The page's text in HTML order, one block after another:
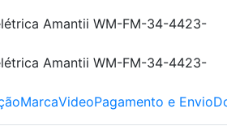
MarcaVideoPagamento e Envio